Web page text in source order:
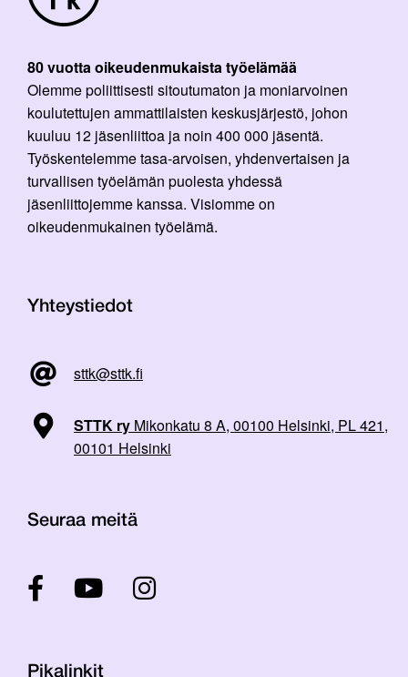
80 vuotta oikeudenmukaista työelämää
Olemme poliittisesti sitoutumaton ja moniarvoinen
koulutettujen ammattilaisten keskusjärjestö, johon
kuuluu 12 jäsenliittoa ja noin 400 000 jäsentä.
Työskentelemme tasa-arvoisen, yhdenvertaisen ja
turvallisen työelämän puolesta yhdessä
jäsenliittojemme kanssa. Visiomme on
oikeudenmukainen työelämä.
Yhteystiedot
sttk@sttk.fi
STTK ry Mikonkatu 8 A, 00100 Helsinki, PL 421,
00101 Helsinki
Seuraa meitä
Pikalinkit